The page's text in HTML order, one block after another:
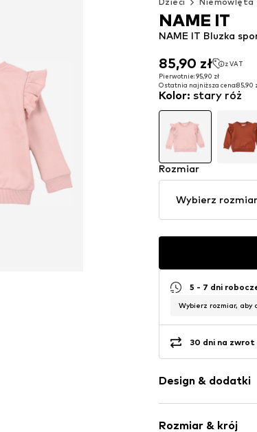
85,90 zł
z VAT
Pierwotnie: 95,90 zł
Ostatnia najniższa cena:85,90
85,90 zł
Pierwotnie: 95,90 zł
Ostatnia najniższa cena:85,90 zł
NAME IT Bluzka
NAME IT
Kolor: stary róż
Rozmiar
Wybierz rozmiar
5 - 7 dni
Wybierz rozmiar, aby
30 dni na
Design & dodatki
Dres
Rozmiar & krój